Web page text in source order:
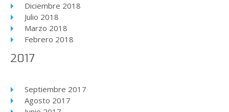
Diciembre 2018
Julio 2018
Marzo 2018
Febrero 2018
2017
Septiembre 2017
Agosto 2017